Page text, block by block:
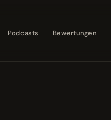
Podcasts Bewertungen